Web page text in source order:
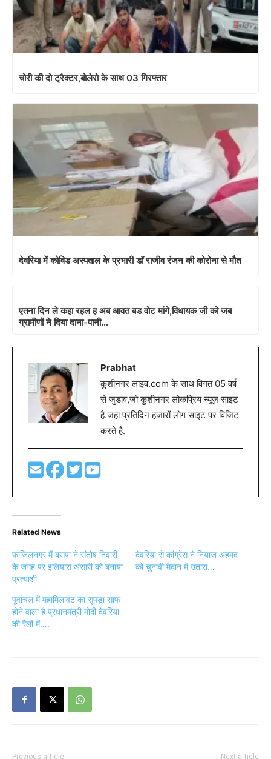
चोरी की दो ट्रैक्टर,बोलेरो के साथ 03 गिरफ्तार
देवरिया में कोविड अस्पताल के प्रभारी डॉ राजीव रंजन की कोरोना से मौत
एतना दिन ले कहा रहल ह अब आवत बड वोट मांगे,विधायक जी को जब
ग्रामीणों ने दिया दाना-पानी…
Prabhat
कुशीनगर लाइव.com के साथ विगत 05 वर्ष
से जुडाव,जो कुशीनगर लोकप्रिय न्यूज़ साइट
है.जहा प्रतिदिन हजारों लोग साइट पर विजिट
करते है.
Related News
फाजिलनगर में बसपा ने संतोष तिवारी
के जगह पर इलियास अंसारी को बनाया
प्रत्याशी
देवरिया से कांग्रेस ने नियाज अहमद
को चुनावी मैदान में उतारा…
पूर्वांचल में महामिलावट का सूपड़ा साफ
होने वाला है प्रधानमंत्री मोदी देवरिया
की रैली में….
Previous article Next article